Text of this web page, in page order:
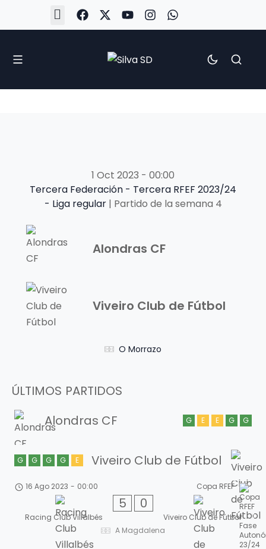
1 Oct 2023 - 00:00
Tercera Federación - Tercera RFEF 2023/24
- Liga regular | Partido de la semana 4
Alondras CF
Viveiro Club de Fútbol
O Morrazo
ÚLTIMOS PARTIDOS
Alondras CF
G E E G G
Viveiro Club de Fútbol
G G G G E
Copa RFEF
16 Ago 2023 - 00:00
Racing Club Villalbés
5 0
Viveiro Club de Fútbol
A Magdalena